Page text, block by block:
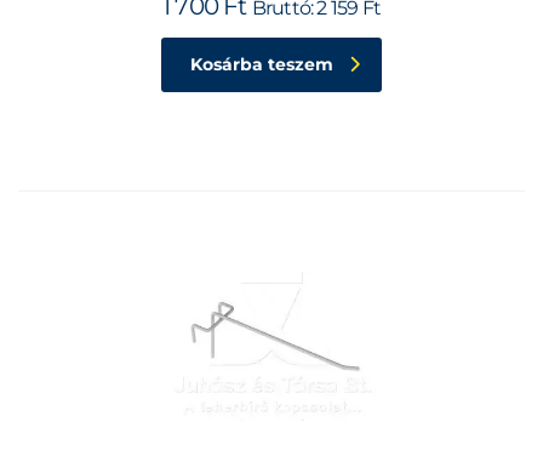
Bruttó:2 159 Ft
Kosárba teszem